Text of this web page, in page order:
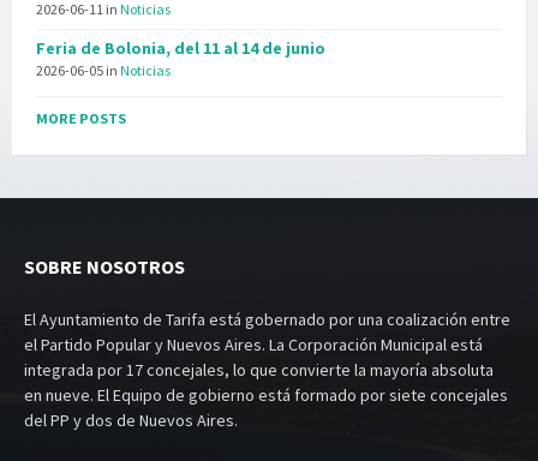
2026-06-11 in Noticias
Feria de Bolonia, del 11 al 14 de junio
2026-06-05 in Noticias
MORE POSTS
SOBRE NOSOTROS
El Ayuntamiento de Tarifa está gobernado por una coalización entre
el Partido Popular y Nuevos Aires. La Corporación Municipal está
integrada por 17 concejales, lo que convierte la mayoría absoluta
en nueve. El Equipo de gobierno está formado por siete concejales
del PP y dos de Nuevos Aires.